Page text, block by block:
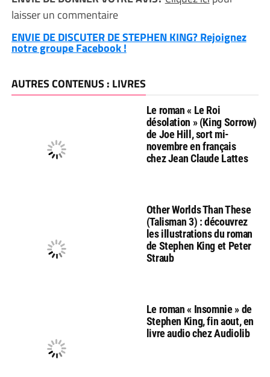
laisser un commentaire
ENVIE DE DISCUTER DE STEPHEN KING? Rejoignez
notre groupe Facebook !
AUTRES CONTENUS : LIVRES
Le roman « Le Roi
désolation » (King Sorrow)
de Joe Hill, sort mi-
novembre en français
chez Jean Claude Lattes
Other Worlds Than These
(Talisman 3) : découvrez
les illustrations du roman
de Stephen King et Peter
Straub
Le roman « Insomnie » de
Stephen King, fin aout, en
livre audio chez Audiolib